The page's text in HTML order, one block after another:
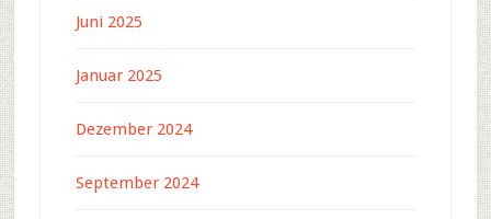
Juni 2025
Januar 2025
Dezember 2024
September 2024